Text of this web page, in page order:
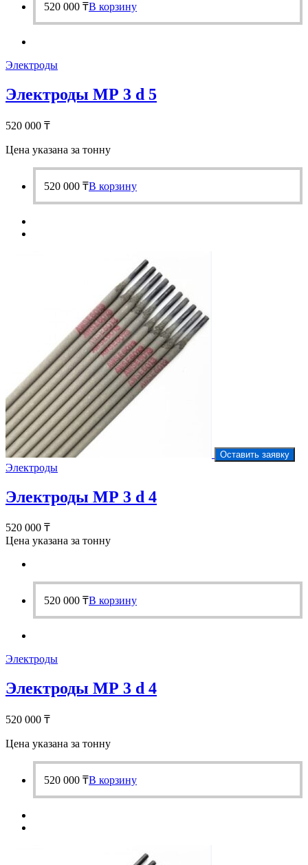
520 000 ₸В корзину
Электроды
Электроды МР 3 d 5
520 000 ₸
Цена указана за тонну
520 000 ₸В корзину
Оставить заявку
Электроды
Электроды МР 3 d 4
520 000 ₸
Цена указана за тонну
520 000 ₸В корзину
Электроды
Электроды МР 3 d 4
520 000 ₸
Цена указана за тонну
520 000 ₸В корзину